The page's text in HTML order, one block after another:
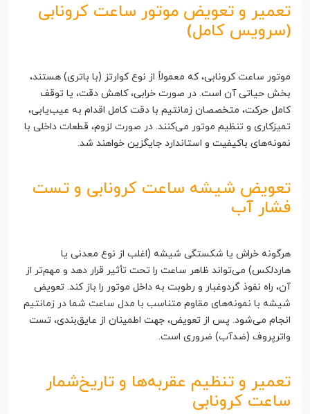
تعمیر و تعویض موتور ساعت کرونابی
(سرویس کامل)
موتور ساعت کرونابی، که معمولاً از نوع کوارتز (با باتری) هستند،
بخش حیاتی آن است. در صورت خرابی، کاهش دقت، یا توقف
کامل حرکت، متخصصان زمانتیم با دقت کامل اقدام به عیب‌یابی،
تمیزکاری و تنظیم موتور می‌کنند. در صورت لزوم، قطعات داخلی با
نمونه‌های باکیفیت و استاندارد جایگزین خواهند شد.
تعویض شیشه ساعت کرونابی و تست
فشار آب
هرگونه خراش یا شکستگی شیشه (اغلب از نوع معدنی یا
هاردلکس) می‌تواند ظاهر ساعت را تحت تأثیر قرار دهد و مهم‌تر از
آن، راه نفوذ گردوغبار و رطوبت به داخل موتور را باز کند. تعویض
شیشه با نمونه‌های مقاوم متناسب با مدل ساعت شما در زمانتیم
انجام می‌شود. پس از تعویض، جهت اطمینان از عایق‌بندی، تست
واترپروف (ضدآب) ضروری است.
تعمیر و تنظیم عقربه‌ها و تاریخ‌شمار
ساعت کرونابی